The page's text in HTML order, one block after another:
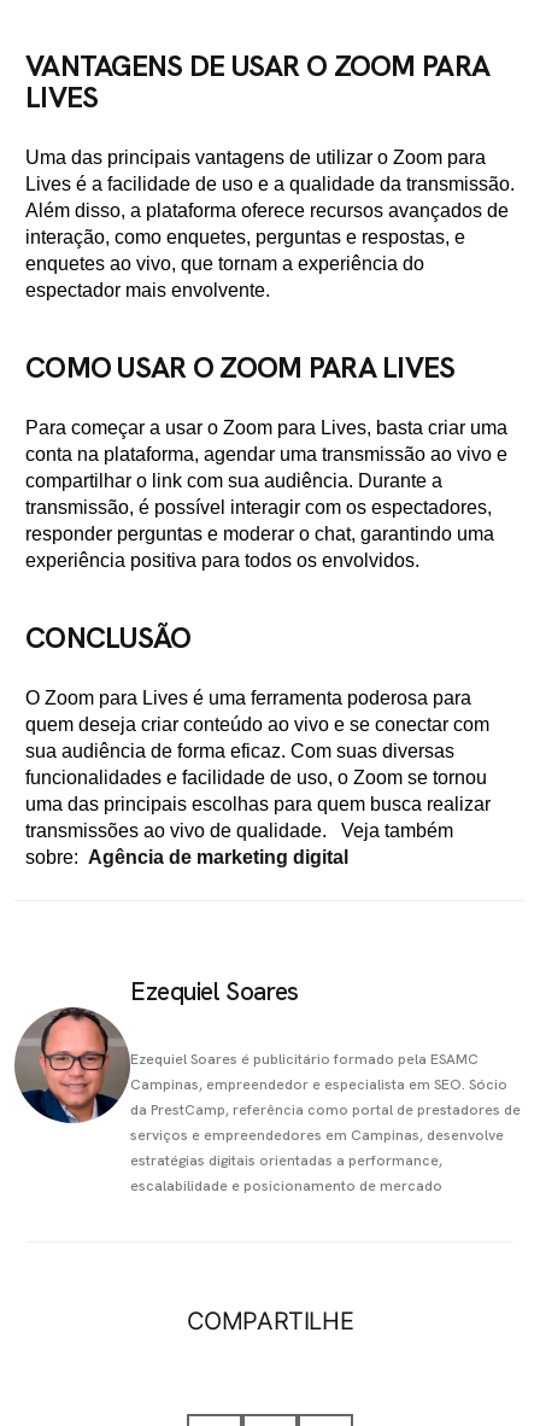
VANTAGENS DE USAR O ZOOM PARA
LIVES
Uma das principais vantagens de utilizar o Zoom para
Lives é a facilidade de uso e a qualidade da transmissão.
Além disso, a plataforma oferece recursos avançados de
interação, como enquetes, perguntas e respostas, e
enquetes ao vivo, que tornam a experiência do
espectador mais envolvente.
COMO USAR O ZOOM PARA LIVES
Para começar a usar o Zoom para Lives, basta criar uma
conta na plataforma, agendar uma transmissão ao vivo e
compartilhar o link com sua audiência. Durante a
transmissão, é possível interagir com os espectadores,
responder perguntas e moderar o chat, garantindo uma
experiência positiva para todos os envolvidos.
CONCLUSÃO
O Zoom para Lives é uma ferramenta poderosa para
quem deseja criar conteúdo ao vivo e se conectar com
sua audiência de forma eficaz. Com suas diversas
funcionalidades e facilidade de uso, o Zoom se tornou
uma das principais escolhas para quem busca realizar
transmissões ao vivo de qualidade. Veja também
sobre: Agência de marketing digital
Ezequiel Soares
Ezequiel Soares é publicitário formado pela ESAMC
Campinas, empreendedor e especialista em SEO. Sócio
da PrestCamp, referência como portal de prestadores de
serviços e empreendedores em Campinas, desenvolve
estratégias digitais orientadas a performance,
escalabilidade e posicionamento de mercado
COMPARTILHE